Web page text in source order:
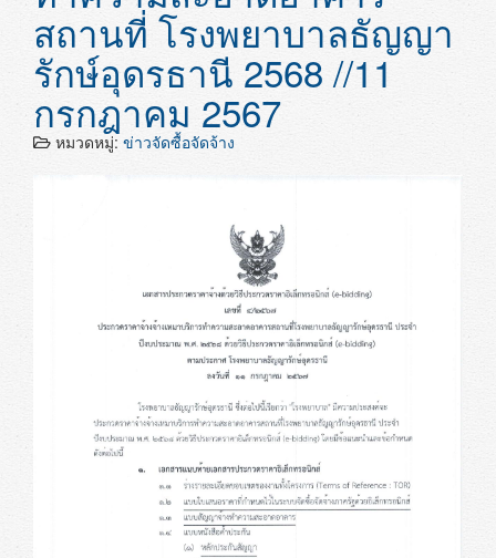
สถานที่ โรงพยาบาลธัญญา
รักษ์อุดรธานี 2568 //11
กรกฎาคม 2567
หมวดหมู่:ข่าวจัดซื้อจัดจ้าง